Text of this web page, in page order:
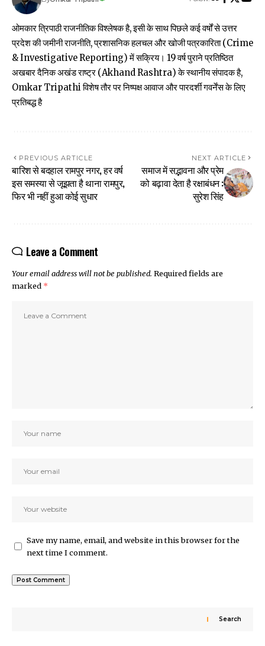
ओमकार त्रिपाठी राजनीतिक विश्लेषक है, इसी के साथ पिछले कई वर्षों से उत्तर
प्रदेश की जमीनी राजनीति, प्रशासनिक हलचल और खोजी पत्रकारिता (Crime
& Investigative Reporting) में सक्रिय। 19 वर्ष पुराने प्रतिष्ठित
अखबार दैनिक अखंड राष्ट्र (Akhand Rashtra) के स्थानीय संपादक है,
Omkar Tripathi विशेष तौर पर निष्पक्ष आवाज और पारदर्शी गवर्नेंस के लिए
प्रतिबद्ध है
PREVIOUS ARTICLE
बारिश से बदहाल रामपुर नगर, हर वर्ष
इस समस्या से जूझता है थाना रामपुर,
फिर भी नहीं हुआ कोई सुधार
NEXT ARTICLE
समाज में सद्भावना और प्रेम
को बढ़ावा देता है रक्षाबंधन :
सुरेश सिंह
Leave a Comment
Your email address will not be published. Required fields are
marked *
Save my name, email, and website in this browser for the
next time I comment.
Search